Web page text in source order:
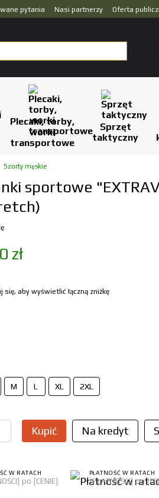
pytania Nasi partnerzy
Oferta
Plecaki, torby,
worki
transportowe
Sprzęt
taktyczny
Szorty męskie
sportowe
zł
się, aby wyświetlić łączną zniżkę
M L XL 2XL
Kupić Na kredyt
W RATACH
po {CENIE}
PŁATNOŚĆ W RATACH
{PŁATNOŚCI} po